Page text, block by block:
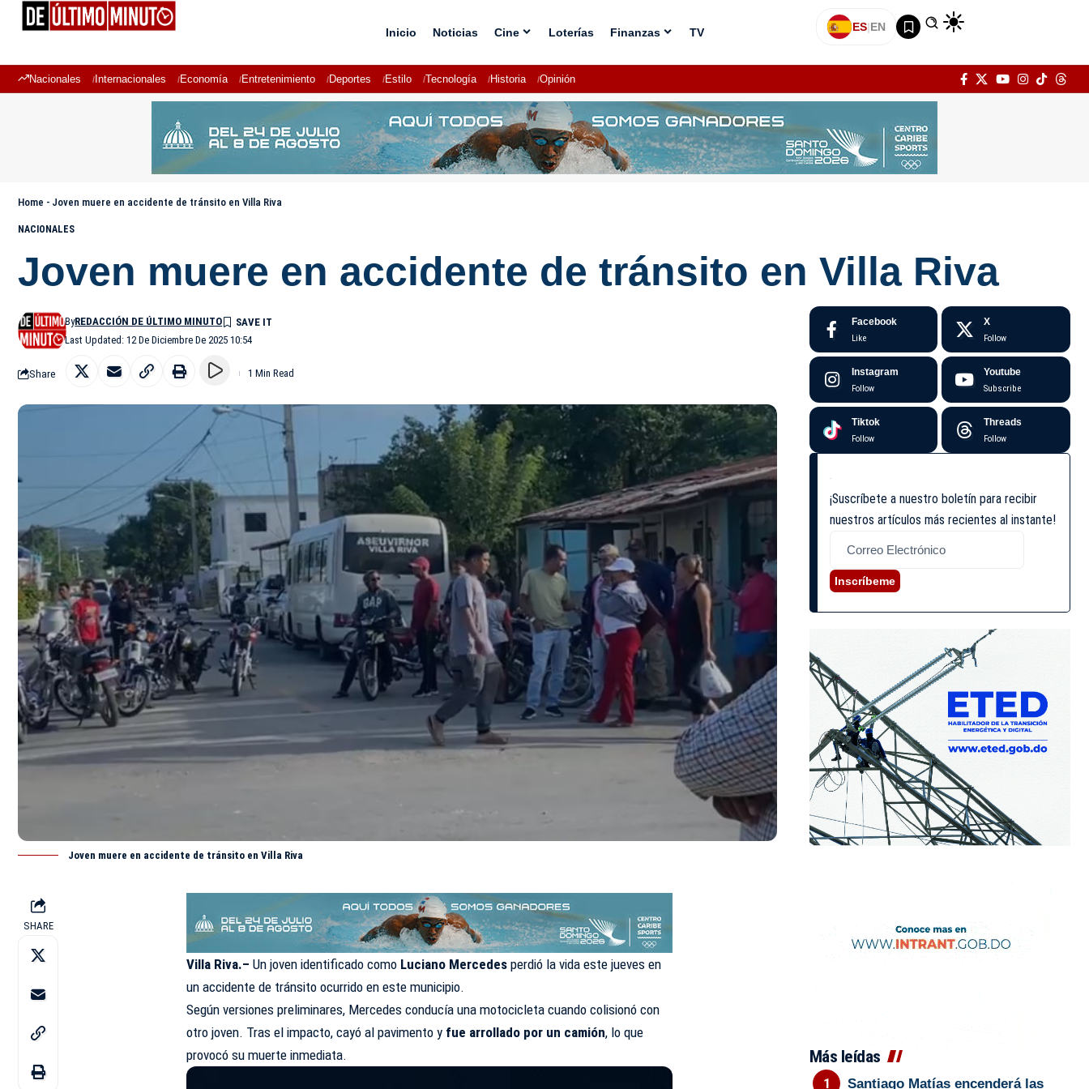
Inicio Noticias Cine Loterías Finanzas TV ES|EN
Nacionales Internacionales Economía Entretenimiento Deportes Estilo Tecnología Historia Opinión
Home - Joven muere en accidente de tránsito en Villa Riva
NACIONALES
Joven muere en accidente de tránsito en Villa Riva
Last Updated: 12 De Diciembre De 2025 10:54
ByREDACCIÓN DE ÚLTIMO MINUTO
Share 1 Min Read
Joven muere en accidente de tránsito en Villa Riva
SHARE
Villa Riva.– Un joven identificado como Luciano Mercedes perdió la vida este jueves en
unaccidentede tránsito ocurrido en este municipio.
Según versiones preliminares, Mercedes conducía una motocicleta cuando colisionó con
otro joven. Tras el impacto, cayó al pavimento y fue arrollado por un camión, lo que
provocó su muerte inmediata.
Facebook
Like
X
Follow
Instagram
Follow
Youtube
Subscribe
Tiktok
Follow
Threads
Follow
¡Suscríbete a nuestro boletín para recibir
nuestros artículos más recientes al instante!
Inscríbeme
Más leídas
Santiago Matías encenderá las